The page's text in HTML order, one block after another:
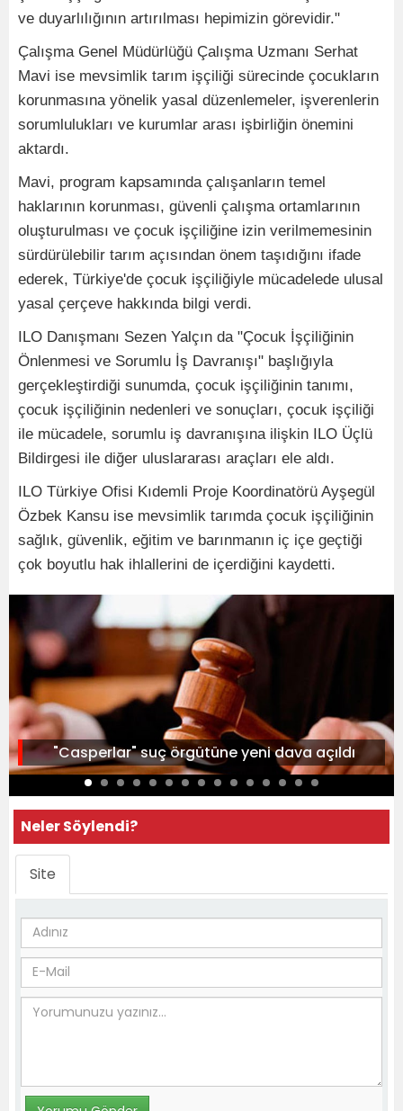
ve duyarlılığının artırılması hepimizin görevidir."
Çalışma Genel Müdürlüğü Çalışma Uzmanı Serhat
Mavi ise mevsimlik tarım işçiliği sürecinde çocukların
korunmasına yönelik yasal düzenlemeler, işverenlerin
sorumlulukları ve kurumlar arası işbirliğin önemini
aktardı.
Mavi, program kapsamında çalışanların temel
haklarının korunması, güvenli çalışma ortamlarının
oluşturulması ve çocuk işçiliğine izin verilmemesinin
sürdürülebilir tarım açısından önem taşıdığını ifade
ederek, Türkiye'de çocuk işçiliğiyle mücadelede ulusal
yasal çerçeve hakkında bilgi verdi.
ILO Danışmanı Sezen Yalçın da "Çocuk İşçiliğinin
Önlenmesi ve Sorumlu İş Davranışı" başlığıyla
gerçekleştirdiği sunumda, çocuk işçiliğinin tanımı,
çocuk işçiliğinin nedenleri ve sonuçları, çocuk işçiliği
ile mücadele, sorumlu iş davranışına ilişkin ILO Üçlü
Bildirgesi ile diğer uluslararası araçları ele aldı.
ILO Türkiye Ofisi Kıdemli Proje Koordinatörü Ayşegül
Özbek Kansu ise mevsimlik tarımda çocuk işçiliğinin
sağlık, güvenlik, eğitim ve barınmanın iç içe geçtiği
çok boyutlu hak ihlallerini de içerdiğini kaydetti.
"Casperlar" suç örgütüne yeni dava açıldı
Neler Söylendi?
Site